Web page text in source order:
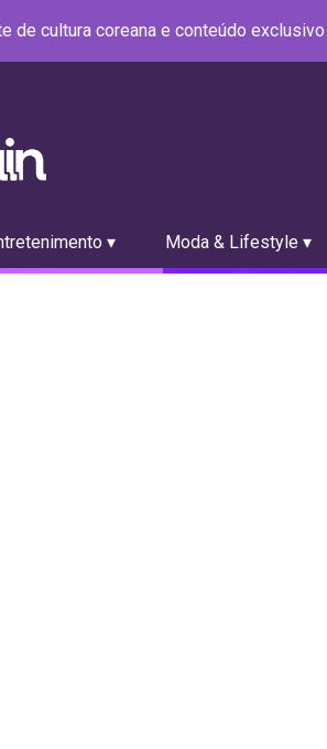
de cultura coreana e conteúdo exclusivo
▾ Moda & Lifestyle ▾